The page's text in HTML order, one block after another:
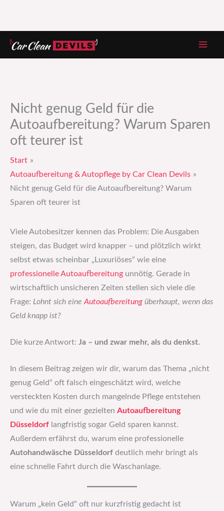
Zum
Inhalt
Nicht genug Geld für die
Autoaufbereitung? Warum Sparen
oft teurer ist
Start
Autoaufbereitung & Autopflege by Car Clean Devils
Nicht genug Geld für die Autoaufbereitung? Warum
Sparen oft teurer ist
Viele Autobesitzer kennen das Problem: Die Ausgaben
steigen, das Budget wird knapper – und plötzlich wirkt
selbst etwas scheinbar „Luxuriöses“ wie eine
professionelle Autoaufbereitung unnötig. Gerade in
wirtschaftlich unsicheren Zeiten stellen sich viele die
Frage: Lohnt sich eineAutoaufbereitung überhaupt, wenn das
Geld knapp ist?
Die kurze Antwort: Ja – und zwar mehr, als du denkst.
In diesem Beitrag zeigen wir dir, warum das Thema „nicht
genug Geld“ oft falsch eingeschätzt wird, welche
versteckten Kosten durch mangelnde Pflege entstehen
und wie du mit einer gezielten Autoaufbereitung
Düsseldorf langfristig sogar Geld sparen kannst.
Außerdem erfährst du, warum eine professionelle
Autohandwäsche Düsseldorf deutlich mehr bringt als
eine schnelle Fahrt durch die Waschanlage.
Warum „kein Geld“ oft nur kurzfristig gedacht ist